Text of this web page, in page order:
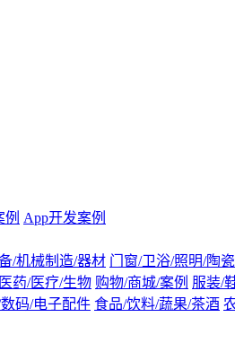
例 App开发案例
/机械制造/器材 门窗/卫浴/照明/陶瓷
医药/医疗/生物 购物/商城/案例 服装/
码/电子配件 食品/饮料/蔬果/茶酒